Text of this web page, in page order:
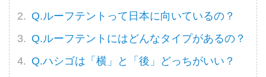
Q.ルーフテントって日本に向いているの？
Q.ルーフテントにはどんなタイプがあるの？
Q.ハシゴは「横」と「後」どっちがいい？